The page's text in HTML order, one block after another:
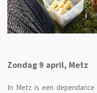
Zondag 9 april, Metz
In Metz is een